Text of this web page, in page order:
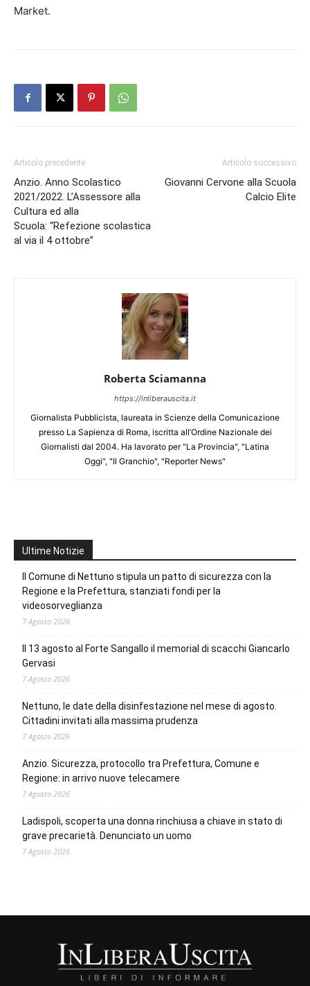
Market.
Articolo precedente
Anzio. Anno Scolastico
2021/2022. L’Assessore alla
Cultura ed alla
Scuola: “Refezione scolastica
al via il 4 ottobre”
Articolo successivo
Giovanni Cervone alla Scuola
Calcio Elite
Roberta Sciamanna
https://inliberauscita.it
Giornalista Pubblicista, laureata in Scienze della Comunicazione
presso La Sapienza di Roma, iscritta all’Ordine Nazionale dei
Giornalisti dal 2004. Ha lavorato per "La Provincia", "Latina
Oggi", "Il Granchio", "Reporter News"
Ultime Notizie
Il Comune di Nettuno stipula un patto di sicurezza con la
Regione e la Prefettura, stanziati fondi per la
videosorveglianza
7 Agosto 2026
Il 13 agosto al Forte Sangallo il memorial di scacchi Giancarlo
Gervasi
7 Agosto 2026
Nettuno, le date della disinfestazione nel mese di agosto.
Cittadini invitati alla massima prudenza
7 Agosto 2026
Anzio. Sicurezza, protocollo tra Prefettura, Comune e
Regione: in arrivo nuove telecamere
7 Agosto 2026
Ladispoli, scoperta una donna rinchiusa a chiave in stato di
grave precarietà. Denunciato un uomo
7 Agosto 2026